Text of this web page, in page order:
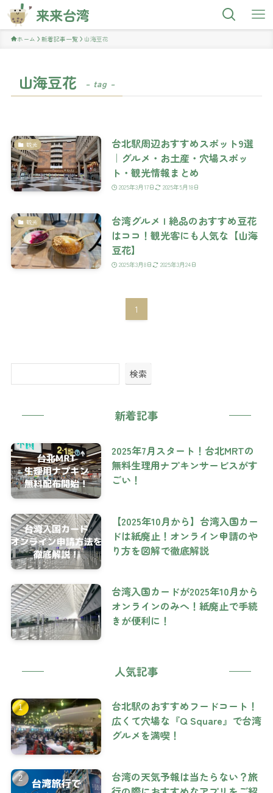
来来台湾
ホーム 新着記事一覧 山海豆花
山海豆花 – tag –
観光
台北駅周辺おすすめスポット9選
｜グルメ・お土産・穴場スポッ
ト・観光情報まとめ
2025年3月17日 2025年5月18日
観光
台湾グルメ | 絶品のおすすめ豆花
はココ！観光客にも人気な【山海
豆花】
2025年3月8日 2025年3月24日
1
検索
新着記事
2025年7月スタート！台北MRTの
無料生理用ナプキンサービスがす
ごい！
【2025年10月から】台湾入国カー
ドは紙廃止！オンライン申請のや
り方を図解で徹底解説
台湾入国カードが2025年10月から
オンラインのみへ！紙廃止で手続
きが便利に！
人気記事
台北駅のおすすめフードコート！
広くて穴場な『Q Square』で台湾
グルメを満喫！
台湾の天気予報は当たらない？旅